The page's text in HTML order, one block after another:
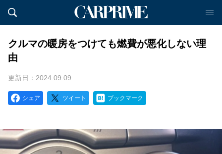
クルマの暖房をつけても燃費が悪化しない理
由
更新日：2024.09.09
シェア ツイート ブックマーク